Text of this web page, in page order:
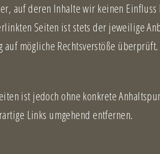
auf deren Inhalte wir keinen
Seiten ist stets der jeweilige
mögliche Rechtsverstöße
ist jedoch ohne konkrete
Links umgehend entfernen.